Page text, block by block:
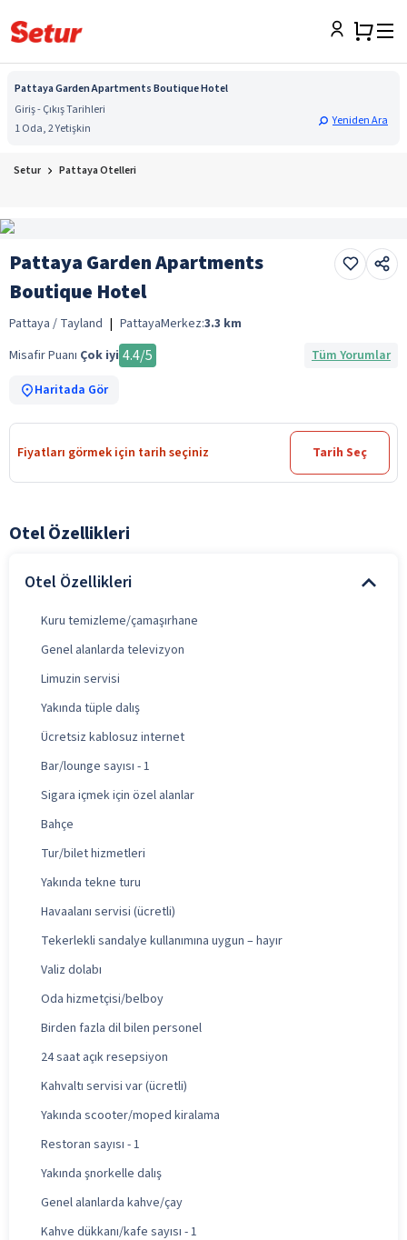
Pattaya Garden Apartments Boutique Hotel
Giriş - Çıkış Tarihleri
1 Oda, 2 Yetişkin
Yeniden Ara
Setur Pattaya Otelleri
Pattaya Garden Apartments
Boutique Hotel
Pattaya / Tayland | PattayaMerkez:3.3 km
Misafir Puanı Çok iyi 4.4/5
Tüm Yorumlar
Haritada Gör
Fiyatları görmek için tarih seçiniz Tarih Seç
Otel Özellikleri
Otel Özellikleri
Kuru temizleme/çamaşırhane
Genel alanlarda televizyon
Limuzin servisi
Yakında tüple dalış
Ücretsiz kablosuz internet
Bar/lounge sayısı - 1
Sigara içmek için özel alanlar
Bahçe
Tur/bilet hizmetleri
Yakında tekne turu
Havaalanı servisi (ücretli)
Tekerlekli sandalye kullanımına uygun – hayır
Valiz dolabı
Oda hizmetçisi/belboy
Birden fazla dil bilen personel
24 saat açık resepsiyon
Kahvaltı servisi var (ücretli)
Yakında scooter/moped kiralama
Restoran sayısı - 1
Yakında şnorkelle dalış
Genel alanlarda kahve/çay
Kahve dükkanı/kafe sayısı - 1